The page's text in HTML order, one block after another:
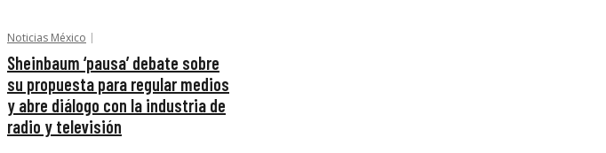
Noticias México
Sheinbaum ‘pausa’ debate sobre
su propuesta para regular medios
y abre diálogo con la industria de
radio y televisión